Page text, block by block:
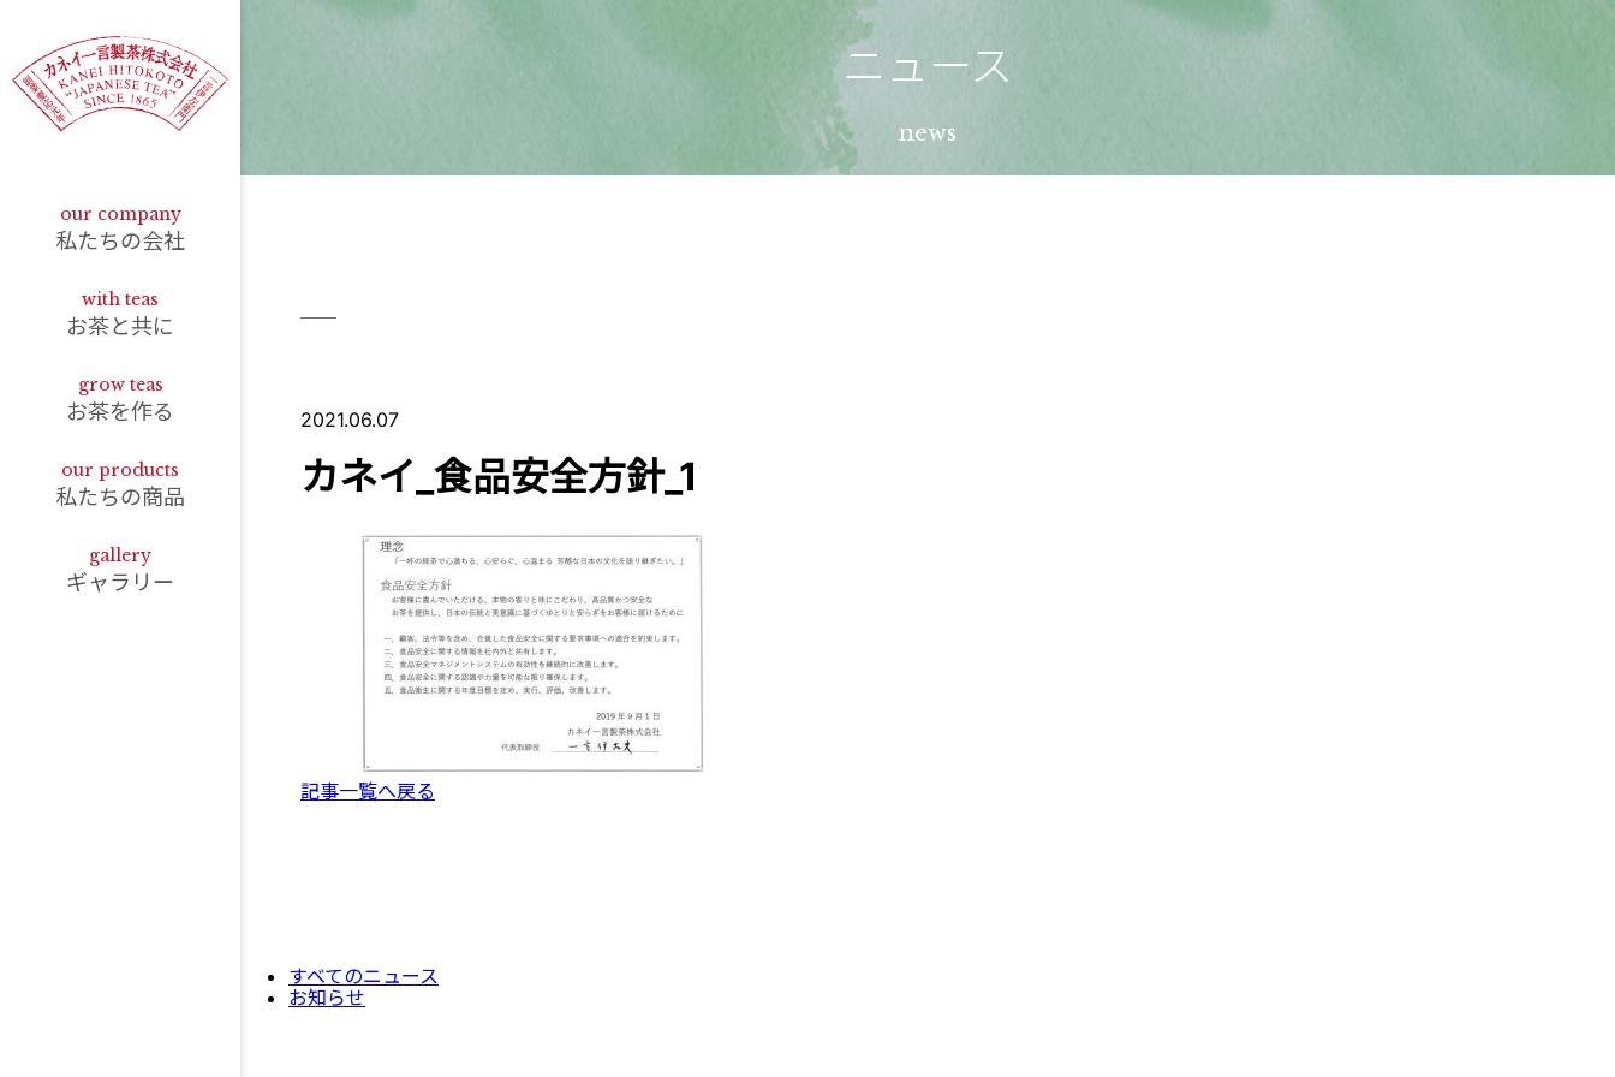
our company
私たちの会社
with teas
お茶と共に
grow teas
お茶を作る
our products
私たちの商品
gallery
ギャラリー
ニュース
news
2021.06.07
カネイ_食品安全方針_1
記事一覧へ戻る
すべてのニュース
お知らせ